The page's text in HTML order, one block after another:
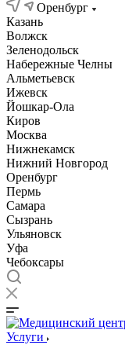
Оренбург
Казань
Волжск
Зеленодольск
Набережные Челны
Альметьевск
Ижевск
Йошкар-Ола
Киров
Москва
Нижнекамск
Нижний Новгород
Оренбург
Пермь
Самара
Сызрань
Ульяновск
Уфа
Чебоксары
Услуги